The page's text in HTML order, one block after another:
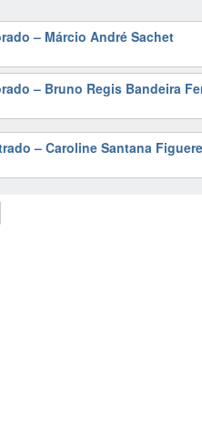
– Márcio André Sachet
– Bruno Regis Bandeira
– Caroline Santana